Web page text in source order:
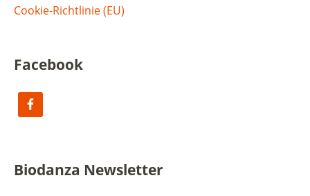
Cookie-Richtlinie (EU)
Facebook
Biodanza Newsletter